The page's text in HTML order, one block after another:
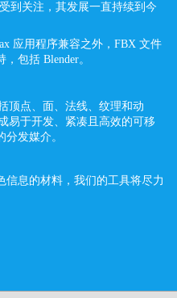
到关注，其发展一直持续到今
应用程序兼容之外，FBX 文件
包括 Blender。
顶点、面、法线、纹理和动
易于开发、紧凑且高效的可移
发媒介。
信息的材料，我们的工具将尽力